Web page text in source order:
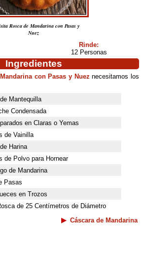
Rosca de Mandarina con Pasas y
Nuez
Rinde:
12 Personas
Ingredientes
con Pasas y Nuez necesitamos los
Mantequilla
Condensada
en Claras o Yemas
de Vainilla
Harina
de Polvo para Hornear
de Mandarina
Pasas
en Trozos
de 25 Centímetros de Diámetro
Cáscara de Mandarina